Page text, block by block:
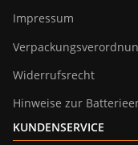
Impressum
Widerrufsrecht
Hinweise zur
KUNDENSERVICE